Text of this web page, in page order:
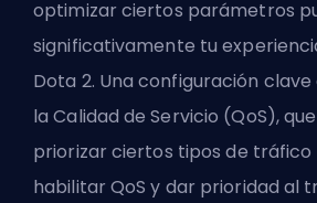
optimizar ciertos parámetros
significativamente tu
Dota 2. Una configuración
la Calidad de Servicio (QoS),
priorizar ciertos tipos de tráfico
habilitar QoS y dar prioridad al